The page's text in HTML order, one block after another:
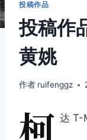
投稿作品
投稿作
黄姚
作者 ruifenggz
柯 达 T-